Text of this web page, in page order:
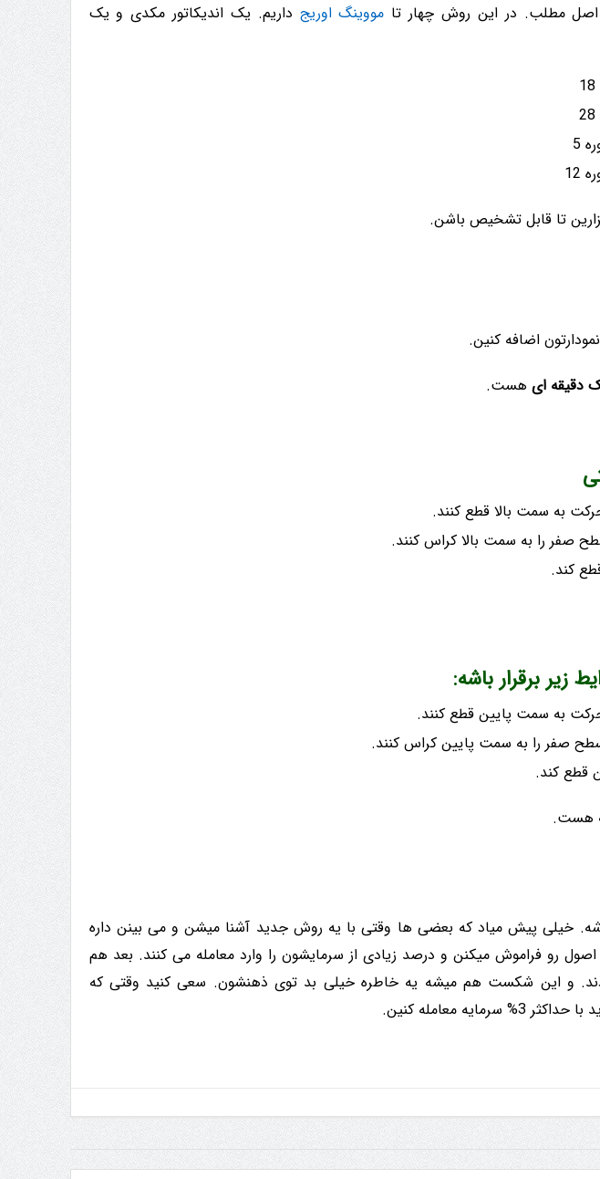
مطلب. در این روش چهار تا مووینگ اوریج داریم. یک اندیکاتور مکدی و یک
تا قابل تشخیص باشن.
اضافه کنین.
دقیقه ای هست.
به سمت بالا قطع کنند.
به سمت پایین قطع کنند.
هست.
خیلی پیش میاد که بعضی ها وقتی با یه روش جدید آشنا میشن و می بینن داره
رو فراموش میکنن و درصد زیادی از سرمایشون را وارد معامله می کنند. بعد هم
و این شکست هم میشه یه خاطره خیلی بد توی ذهنشون. سعی کنید وقتی که
معامله کنین.